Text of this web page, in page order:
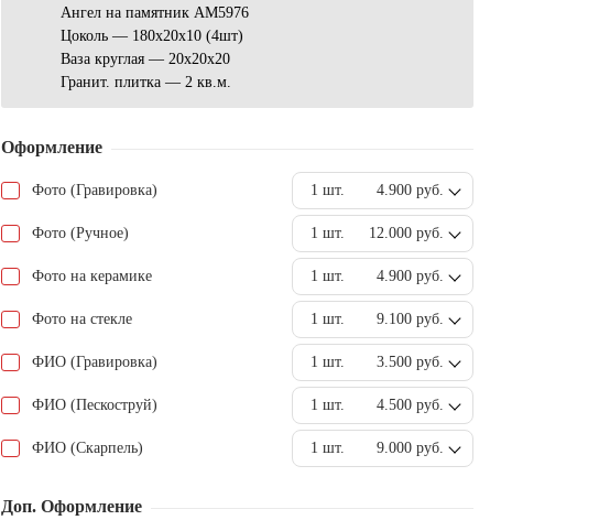
Ангел на памятник AM5976
Цоколь — 180х20х10 (4шт)
Ваза круглая — 20x20x20
Гранит. плитка — 2 кв.м.
Оформление
Фото (Гравировка) 1 шт. 4.900 руб.
Фото (Ручное) 1 шт. 12.000 руб.
Фото на керамике 1 шт. 4.900 руб.
Фото на стекле 1 шт. 9.100 руб.
ФИО (Гравировка) 1 шт. 3.500 руб.
ФИО (Пескоструй) 1 шт. 4.500 руб.
ФИО (Скарпель) 1 шт. 9.000 руб.
Доп. Оформление